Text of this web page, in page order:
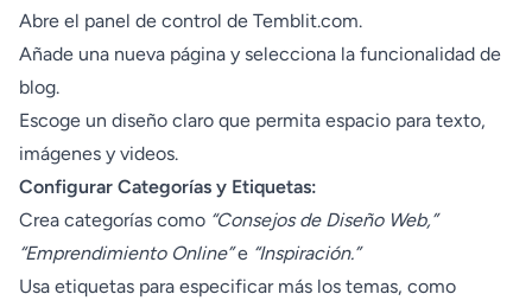
Abre el panel de control de Temblit.com.
Añade una nueva página y selecciona la funcionalidad de
blog.
Escoge un diseño claro que permita espacio para texto,
imágenes y videos.
Configurar Categorías y Etiquetas:
Crea categorías como “Consejos de Diseño Web,”
“Emprendimiento Online”e “Inspiración.”
Usa etiquetas para especificar más los temas, como